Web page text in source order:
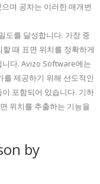
며 공차는 이러한 매개변
를 달성합니다. 가장 중
때 표면 위치를 정확하게
니다. Avizo Software에는
제공하기 위해 선도적인
포함되어 있습니다. 기하
위치를 추출하는 기능을
by